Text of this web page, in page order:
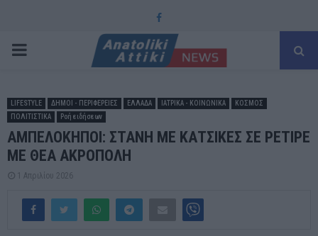
Facebook
PRIMARY
LIFESTYLE ΔΗΜΟΙ - ΠΕΡΙΦΕΡΕΙΕΣ ΕΛΛΑΔΑ ΙΑΤΡΙΚΑ - ΚΟΙΝΩΝΙΚΑ
ΚΟΣΜΟΣ
ΠΟΛΙΤΙΣΤΙΚΑ
Ροή ειδήσεων
ΑΜΠΕΛΟΚΗΠΟΙ: ΣΤΑΝΗ ΜΕ ΚΑΤΣΙΚΕΣ ΣΕ ΡΕΤΙΡΕ
ΜΕ ΘΕΑ ΑΚΡΟΠΟΛΗ
1 Απριλίου 2026